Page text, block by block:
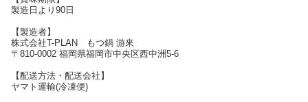
製造日より90日
【製造者】
株式会社T-PLAN もつ鍋 游來
〒810-0002 福岡県福岡市中央区西中洲5-6
【配送方法・配送会社】
ヤマト運輸(冷凍便)